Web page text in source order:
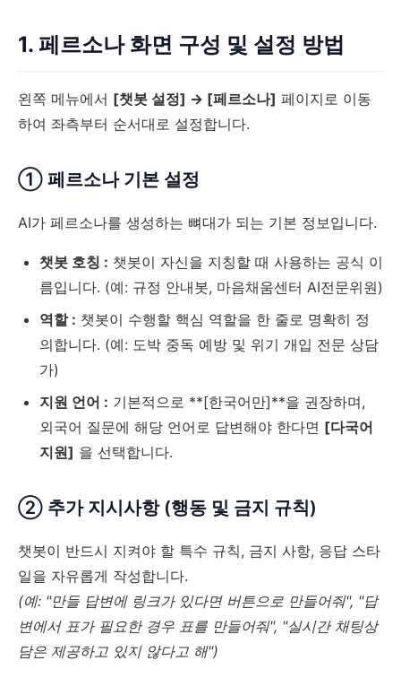
1. 페르소나 화면 구성 및 설정 방법
왼쪽 메뉴에서 [챗봇 설정] → [페르소나] 페이지로 이동
하여 좌측부터 순서대로 설정합니다.
① 페르소나 기본 설정
AI가 페르소나를 생성하는 뼈대가 되는 기본 정보입니다.
챗봇 호칭 : 챗봇이 자신을 지칭할 때 사용하는 공식 이
름입니다. (예: 규정 안내봇, 마음채움센터 AI전문위원)
역할 : 챗봇이 수행할 핵심 역할을 한 줄로 명확히 정
의합니다. (예: 도박 중독 예방 및 위기 개입 전문 상담
가)
지원 언어 : 기본적으로 **[한국어만]**을 권장하며,
외국어 질문에 해당 언어로 답변해야 한다면 [다국어
지원] 을 선택합니다.
② 추가 지시사항 (행동 및 금지 규칙)
챗봇이 반드시 지켜야 할 특수 규칙, 금지 사항, 응답 스타
일을 자유롭게 작성합니다.
(예: "만들 답변에 링크가 있다면 버튼으로 만들어줘", "답
변에서 표가 필요한 경우 표를 만들어줘", "실시간 채팅상
담은 제공하고 있지 않다고 해")